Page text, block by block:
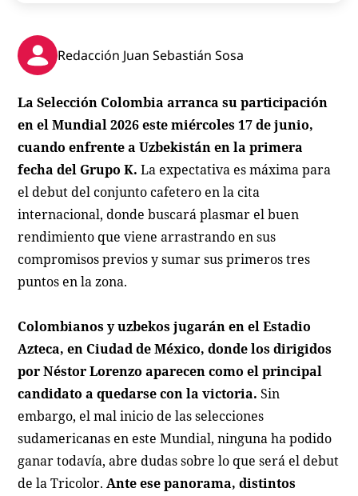
Redacción Juan Sebastián Sosa
La Selección Colombia arranca su participación
en el Mundial 2026 este miércoles 17 de junio,
cuando enfrente a Uzbekistán en la primera
fecha del Grupo K.La expectativa es máxima para
el debut del conjunto cafetero en la cita
internacional, donde buscará plasmar el buen
rendimiento que viene arrastrando en sus
compromisos previos y sumar sus primeros tres
puntos en la zona.
Colombianos y uzbekos jugarán en el Estadio
Azteca, en Ciudad de México, donde los dirigidos
por Néstor Lorenzo aparecen como el principal
candidato a quedarse con la victoria. Sin
embargo, el mal inicio de las selecciones
sudamericanas en este Mundial, ninguna ha podido
ganar todavía, abre dudas sobre lo que será el debut
de la Tricolor.Ante ese panorama, distintos